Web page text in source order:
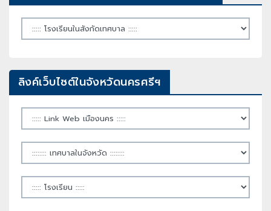
ลิงค์เว็บไซต์ในจังหวัดนครศรีฯ